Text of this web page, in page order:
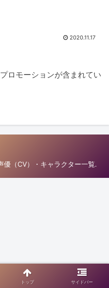
2020.11.17
ロモーションが含まれてい
（CV）・キャラクター一覧.
トップ サイドバー